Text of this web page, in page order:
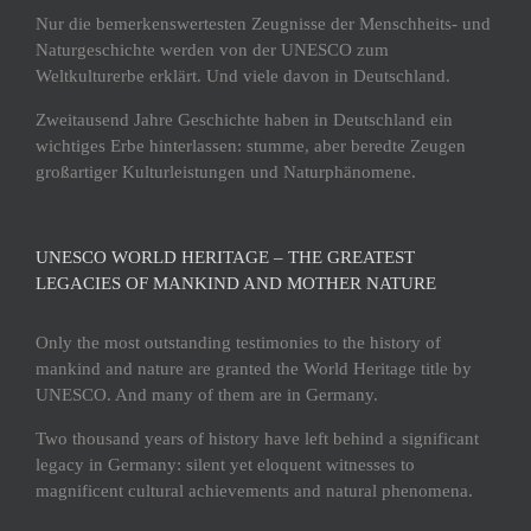
Nur die bemerkenswertesten Zeugnisse der Menschheits- und
Naturgeschichte werden von der UNESCO zum
Weltkulturerbe erklärt. Und viele davon in Deutschland.
Zweitausend Jahre Geschichte haben in Deutschland ein
wichtiges Erbe hinterlassen: stumme, aber beredte Zeugen
großartiger Kulturleistungen und Naturphänomene.
UNESCO WORLD HERITAGE – THE GREATEST
LEGACIES OF MANKIND AND MOTHER NATURE
Only the most outstanding testimonies to the history of
mankind and nature are granted the World Heritage title by
UNESCO. And many of them are in Germany.
Two thousand years of history have left behind a significant
legacy in Germany: silent yet eloquent witnesses to
magnificent cultural achievements and natural phenomena.